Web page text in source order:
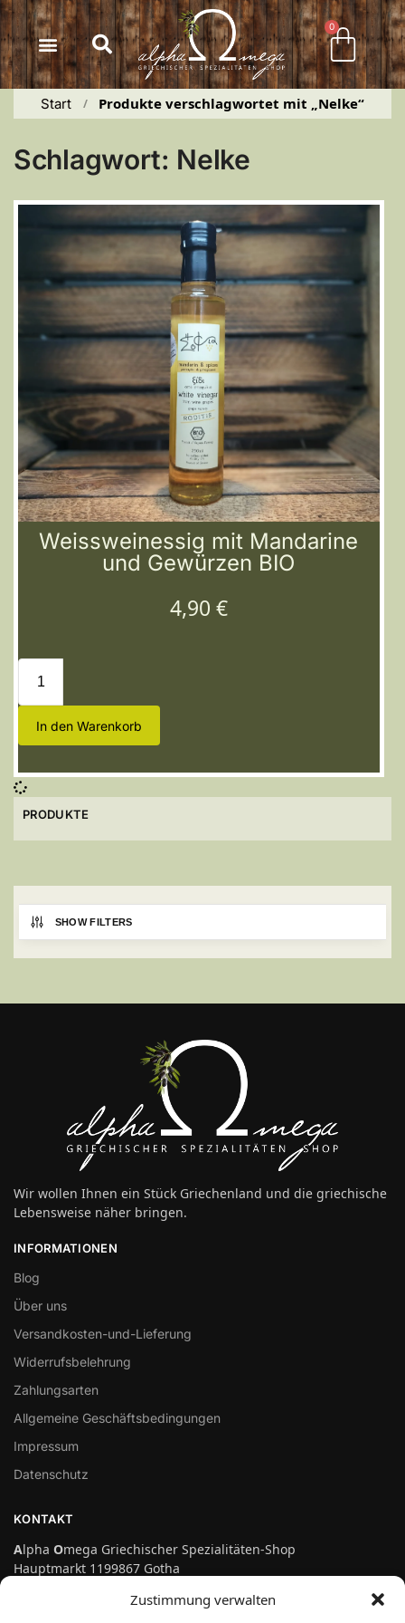
Zustimmung verwalten
springen
0
Start / Produkte verschlagwortet mit „Nelke“
Schlagwort: Nelke
Weissweinessig mit Mandarine
und Gewürzen BIO
4,90 €
In den Warenkorb
PRODUKTE
SHOW FILTERS
Wir wollen Ihnen ein Stück Griechenland und die griechische
Lebensweise näher bringen.
INFORMATIONEN
Blog
Über uns
Versandkosten-und-Lieferung
Widerrufsbelehrung
Zahlungsarten
Allgemeine Geschäftsbedingungen
Impressum
Datenschutz
KONTAKT
Alpha Omega Griechischer Spezialitäten-Shop
Hauptmarkt 1199867 Gotha
info@genuss-auf-griechisch.de